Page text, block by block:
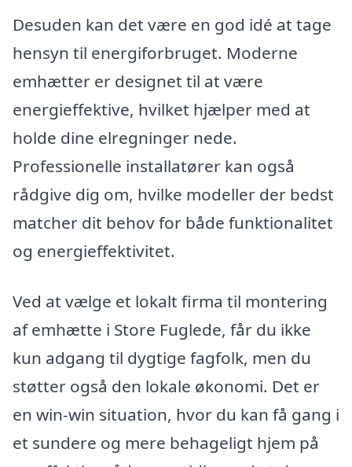
Desuden kan det være en god idé at tage
hensyn til energiforbruget. Moderne
emhætter er designet til at være
energieffektive, hvilket hjælper med at
holde dine elregninger nede.
Professionelle installatører kan også
rådgive dig om, hvilke modeller der bedst
matcher dit behov for både funktionalitet
og energieffektivitet.
Ved at vælge et lokalt firma til montering
af emhætte i Store Fuglede, får du ikke
kun adgang til dygtige fagfolk, men du
støtter også den lokale økonomi. Det er
en win-win situation, hvor du kan få gang i
et sundere og mere behageligt hjem på